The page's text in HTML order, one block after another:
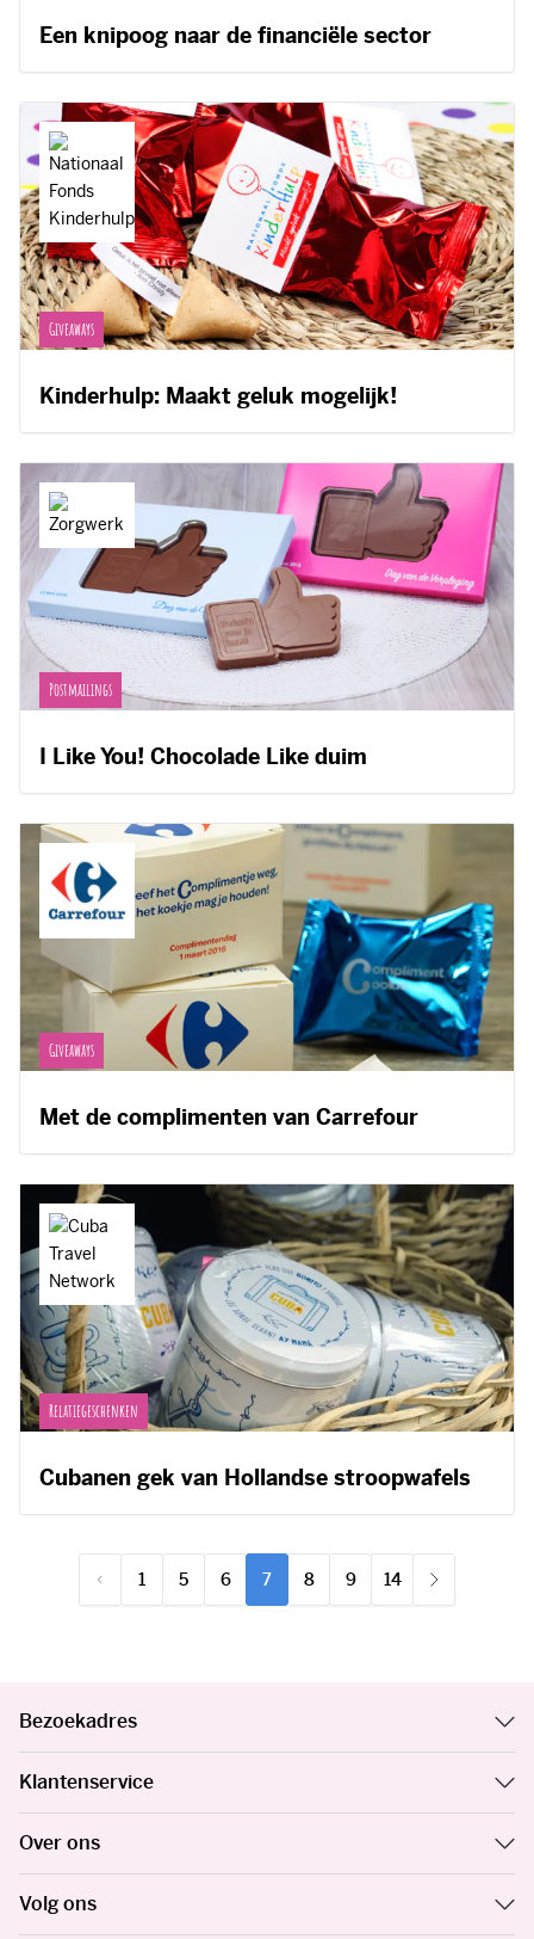
Een knipoog naar de financiële sector
Giveaways
Kinderhulp: Maakt geluk mogelijk!
Postmailings
I Like You! Chocolade Like duim
Giveaways
Met de complimenten van Carrefour
Relatiegeschenken
Cubanen gek van Hollandse stroopwafels
Pagina
1
Pagina
5
Pagina
6
U lees momenteel pagina
7
Pagina
8
Pagina
9
Pagina
14
Bezoekadres
Klantenservice
Over ons
Volg ons